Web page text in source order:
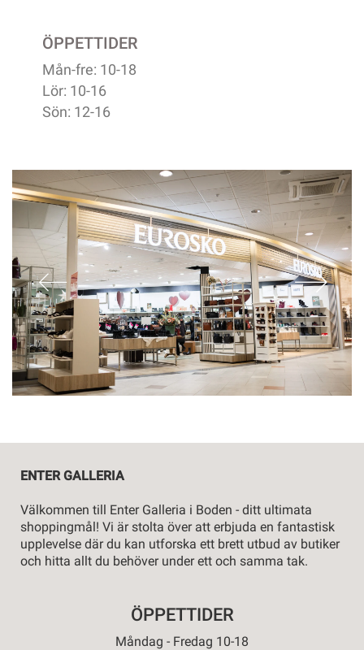
ÖPPETTIDER
Mån-fre: 10-18
Lör: 10-16
Sön: 12-16
ENTER GALLERIA
Välkommen till Enter Galleria i Boden - ditt ultimata
shoppingmål! Vi är stolta över att erbjuda en fantastisk
upplevelse där du kan utforska ett brett utbud av butiker
och hitta allt du behöver under ett och samma tak.
ÖPPETTIDER
Måndag - Fredag 10-18